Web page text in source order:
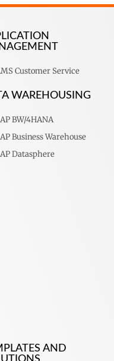
Customer Service
WAREHOUSING
BW/4HANA
Business Warehouse
Datasphere
AND